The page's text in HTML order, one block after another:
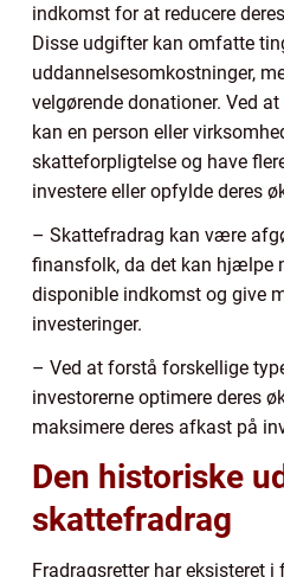
indkomst for at reducere
Disse udgifter kan omfatte
uddannelsesomkostninger,
velgørende donationer. Ved
kan en person eller
skatteforpligtelse og have
investere eller opfylde deres
– Skattefradrag kan være
finansfolk, da det kan hjælpe
disponible indkomst og give
investeringer.
– Ved at forstå forskellige
investorerne optimere deres
maksimere deres afkast på
Den historiske
skattefradrag
Fradragsretter har eksisteret